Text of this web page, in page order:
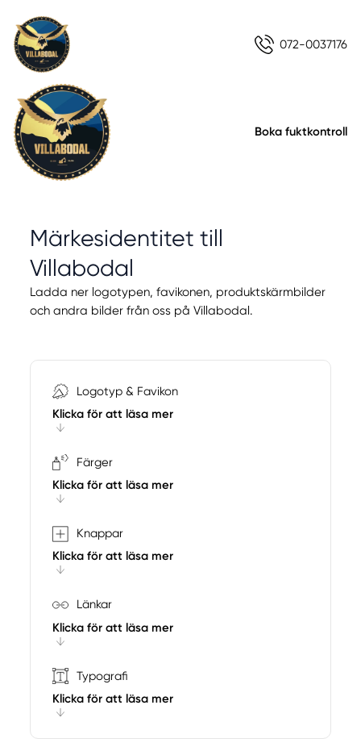
072-0037176
Boka fuktkontroll
Märkesidentitet till
Villabodal
Ladda ner logotypen, favikonen, produktskärmbilder
och andra bilder från oss på Villabodal.
Logotyp & Favikon
Klicka för att läsa mer
Färger
Klicka för att läsa mer
Knappar
Klicka för att läsa mer
Länkar
Klicka för att läsa mer
Typografi
Klicka för att läsa mer